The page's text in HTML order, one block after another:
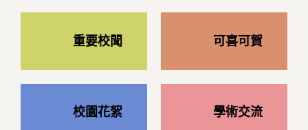
重要校聞 可喜可賀
校園花絮 學術交流